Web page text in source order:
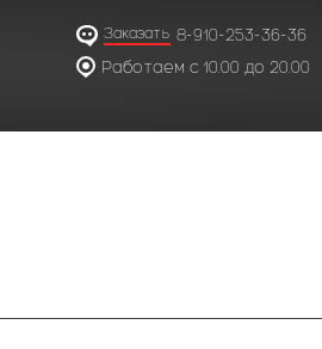
Заказать 8-910-253-36-36
Работаем с 10.00 до 20.00